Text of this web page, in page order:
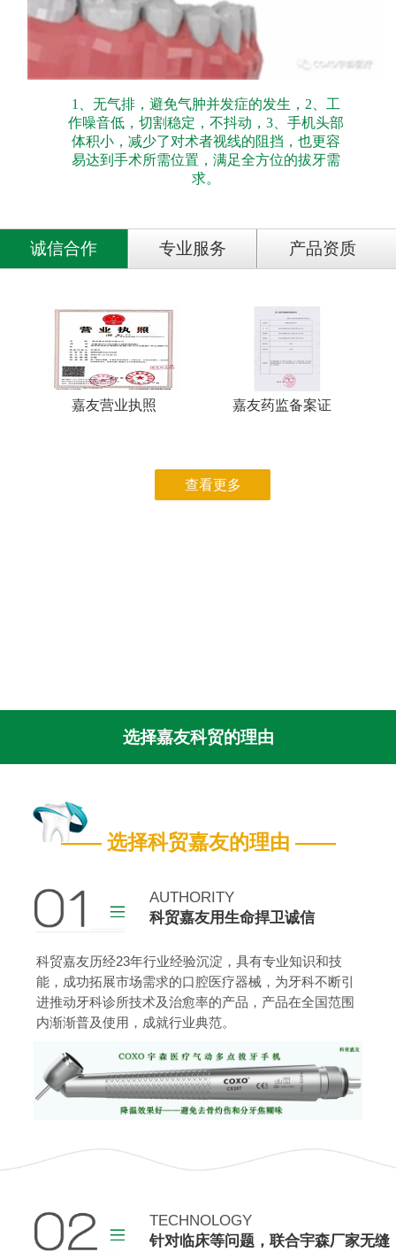
1、无气排，避免气肿并发症的发生，2、工
作噪音低，切割稳定，不抖动，3、手机头部
体积小，减少了对术者视线的阻挡，也更容
易达到手术所需位置，满足全方位的拔牙需
求。
诚信合作 专业服务 产品资质
嘉友营业执照 嘉友药监备案证
查看更多
查看更多
选择嘉友科贸的理由
—— 选择科贸嘉友的理由 ——
AUTHORITY
科贸嘉友用生命捍卫诚信
科贸嘉友历经23年行业经验沉淀，具有专业知识和技
能，成功拓展市场需求的口腔医疗器械，为牙科不断引
进推动牙科诊所技术及治愈率的产品，产品在全国范围
内渐渐普及使用，成就行业典范。
TECHNOLOGY
针对临床等问题，联合宇森厂家无缝